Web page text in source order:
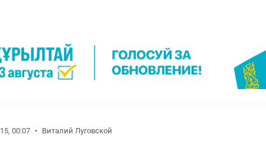
00:07 • Виталий Луговской